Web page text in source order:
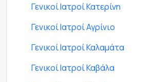
Γενικοί Ιατροί Κατερίνη
Γενικοί Ιατροί Αγρίνιο
Γενικοί Ιατροί Καλαμάτα
Γενικοί Ιατροί Καβάλα